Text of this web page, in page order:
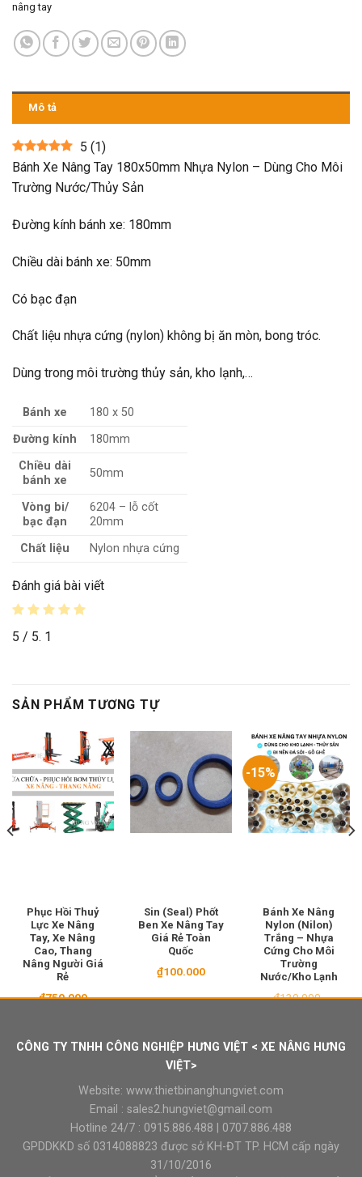
nâng tay
Mô tả
5 (1)
Bánh Xe Nâng Tay 180x50mm Nhựa Nylon – Dùng Cho Môi
Trường Nước/Thủy Sản
Đường kính bánh xe: 180mm
Chiều dài bánh xe: 50mm
Có bạc đạn
Chất liệu nhựa cứng (nylon) không bị ăn mòn, bong tróc.
Dùng trong môi trường thủy sản, kho lạnh,…
Bánh xe
180 x 50
Đường kính
180mm
Chiều dài
bánh xe
50mm
Vòng bi/
bạc đạn
6204 – lỗ cốt
20mm
Chất liệu
Nylon nhựa cứng
Đánh giá bài viết
5 / 5. 1
SẢN PHẨM TƯƠNG TỰ
Phục Hồi Thuỷ
Lực Xe Nâng
Tay, Xe Nâng
Cao, Thang
Nâng Người Giá
Rẻ
₫750.000
Sin (Seal) Phốt
Ben Xe Nâng Tay
Giá Rẻ Toàn
Quốc
₫100.000
-15%
Bánh Xe Nâng
Nylon (Nilon)
Trắng – Nhựa
Cứng Cho Môi
Trường
Nước/Kho Lạnh
₫130.000
₫130.000.là:
CÔNG TY TNHH CÔNG NGHIỆP HƯNG VIỆT < XE NÂNG HƯNG
VIỆT>
Website: www.thietbinanghungviet.com
Email : sales2.hungviet@gmail.com
Hotline 24/7 : 0915.886.488
0707.886.488
GPDDKKD số 0314088823 được sở KH-ĐT TP. HCM cấp ngày
31/10/2016